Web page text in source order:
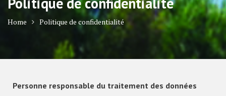
Home Politique de confidentialité
Personne responsable du traitement des données